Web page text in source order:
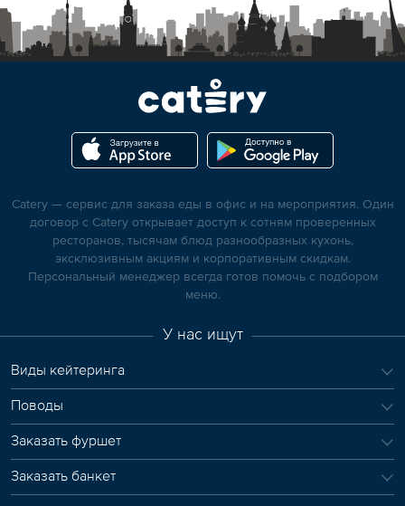
Catery — сервис для заказа еды в офис и на мероприятия. Один
договор с Catery открывает доступ к сотням проверенных
ресторанов, тысячам блюд разнообразных кухонь,
эксклюзивным акциям и корпоративным скидкам.
Персональный менеджер всегда готов помочь с подбором
меню.
У нас ищут
Виды кейтеринга
Поводы
Заказать фуршет
Заказать банкет